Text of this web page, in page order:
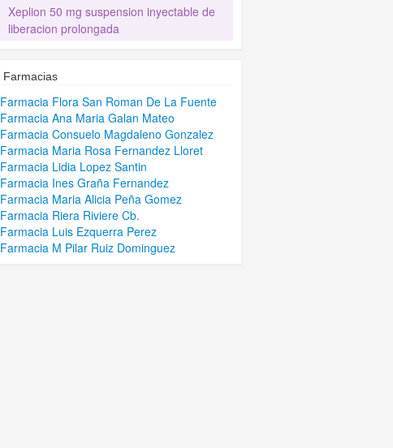
Xeplion 50 mg suspension inyectable de
liberacion prolongada
Farmacias
Farmacia Flora San Roman De La Fuente
Farmacia Ana Maria Galan Mateo
Farmacia Consuelo Magdaleno Gonzalez
Farmacia Maria Rosa Fernandez Lloret
Farmacia Lidia Lopez Santin
Farmacia Ines Graña Fernandez
Farmacia Maria Alicia Peña Gomez
Farmacia Riera Riviere Cb.
Farmacia Luis Ezquerra Perez
Farmacia M Pilar Ruiz Dominguez